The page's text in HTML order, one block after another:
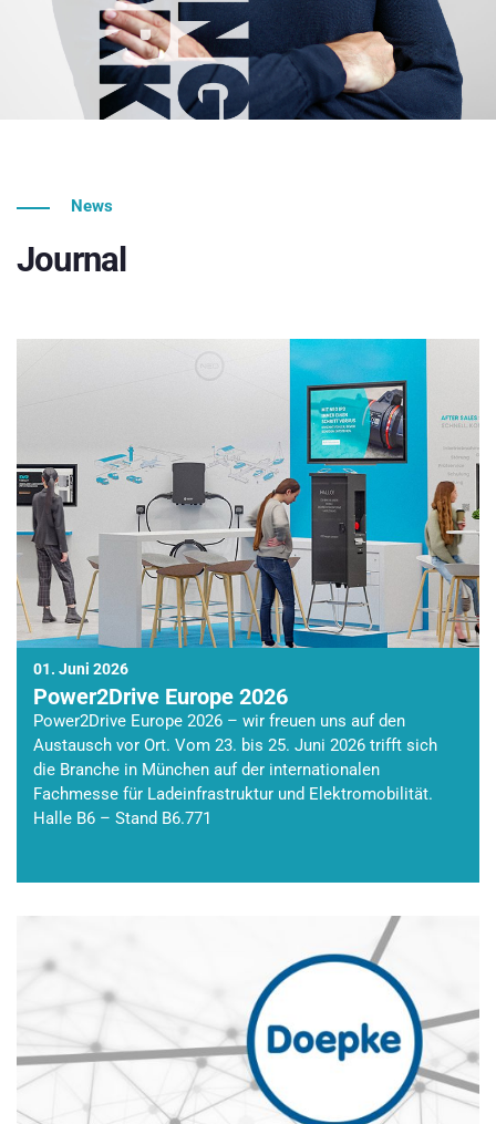
News
Journal
01. Juni 2026
Power2Drive Europe 2026
Power2Drive Europe 2026 – wir freuen uns auf den
Austausch vor Ort. Vom 23. bis 25. Juni 2026 trifft sich
die Branche in München auf der internationalen
Fachmesse für Ladeinfrastruktur und Elektromobilität.
Halle B6 – Stand B6.771